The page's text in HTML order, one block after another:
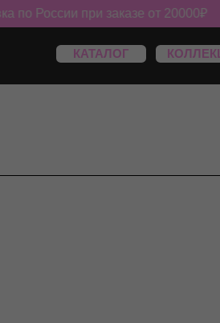
России при заказе от 20000₽
КОЛЛЕКЦИИ
КАТАЛОГ